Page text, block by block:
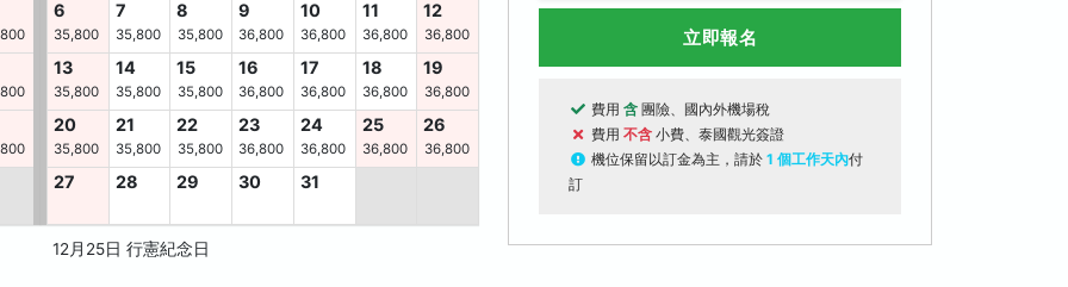
6
35,800
7
35,800
8
35,800
9
36,800
10
36,800
11
36,800
12
36,800
13
35,800
14
35,800
15
35,800
16
36,800
17
36,800
18
36,800
19
36,800
20
35,800
21
35,800
22
35,800
23
36,800
24
36,800
25
36,800
26
36,800
27 28 29 30 31
12月25日 行憲紀念日
立即報名
費用 含 團險、國內外機場稅
費用 不含 小費、泰國觀光簽證
機位保留以訂金為主，請於 1 個工作天內付
訂